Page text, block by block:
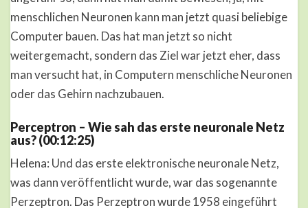
menschlichen Neuronen kann man jetzt quasi beliebige
Computer bauen. Das hat man jetzt so nicht
weitergemacht, sondern das Ziel war jetzt eher, dass
man versucht hat, in Computern menschliche Neuronen
oder das Gehirn nachzubauen.
Perceptron – Wie sah das erste neuronale Netz
aus? (00:12:25)
Helena: Und das erste elektronische neuronale Netz,
was dann veröffentlicht wurde, war das sogenannte
Perzeptron. Das Perzeptron wurde 1958 eingeführt